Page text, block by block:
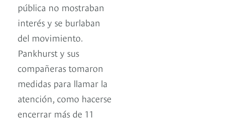
pública no mostraban
interés y se burlaban
del movimiento.
Pankhurst y sus
compañeras tomaron
medidas para llamar la
atención, como hacerse
encerrar más de 11